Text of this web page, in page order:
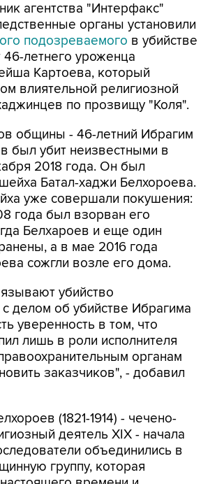
агентства "Интерфакс"
органы установили
подозреваемого в убийстве
летнего уроженца
Картоева, который
влиятельной религиозной
по прозвищу "Коля".
общины - 46-летний Ибрагим
был убит неизвестными в
2018 года. Он был
Батал-хаджи Белхороева.
уже совершали покушения:
года был взорван его
Белхароев и еще один
а в мае 2016 года
сожгли возле его дома.
убийство
делом об убийстве Ибрагима
уверенность в том, что
лишь в роли исполнителя
органам
заказчиков", - добавил
(1821-1914) - чечено-
деятель XIX - начала
объединились в
группу, которая